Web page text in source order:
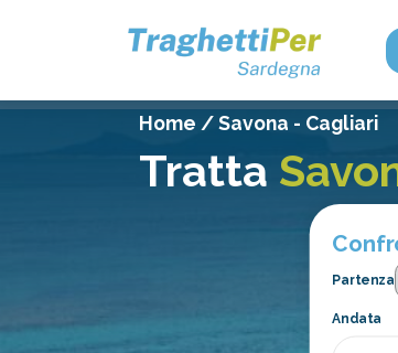
Home /Savona - Cagliari
Tratta
Partenza
Andata